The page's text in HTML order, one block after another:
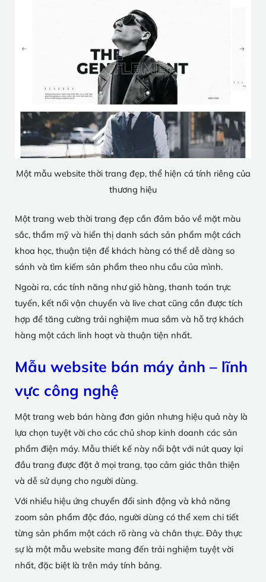
Một mẫu website thời trang đẹp, thể hiện cá tính riêng của
thương hiệu
Một trang web thời trang đẹp cần đảm bảo về mặt màu
sắc, thẩm mỹ và hiển thị danh sách sản phẩm một cách
khoa học, thuận tiện để khách hàng có thể dễ dàng so
sánh và tìm kiếm sản phẩm theo nhu cầu của mình.
Ngoài ra, các tính năng như giỏ hàng, thanh toán trực
tuyến, kết nối vận chuyển và live chat cũng cần được tích
hợp để tăng cường trải nghiệm mua sắm và hỗ trợ khách
hàng một cách linh hoạt và thuận tiện nhất.
Mẫu website bán máy ảnh – lĩnh
vực công nghệ
Một trang web bán hàng đơn giản nhưng hiệu quả này là
lựa chọn tuyệt vời cho các chủ shop kinh doanh các sản
phẩm điện máy. Mẫu thiết kế này nổi bật với nút quay lại
đầu trang được đặt ở mọi trang, tạo cảm giác thân thiện
và dễ sử dụng cho người dùng.
Với nhiều hiệu ứng chuyển đổi sinh động và khả năng
zoom sản phẩm độc đáo, người dùng có thể xem chi tiết
từng sản phẩm một cách rõ ràng và chân thực. Đây thực
sự là một mẫu website mang đến trải nghiệm tuyệt vời
nhất, đặc biệt là trên máy tính bảng.